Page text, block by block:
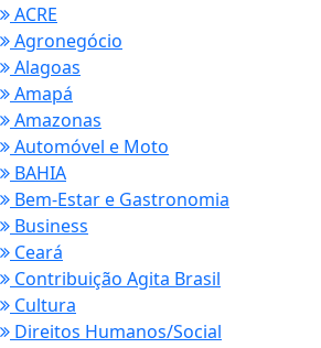
ACRE
Agronegócio
Alagoas
Amapá
Amazonas
Automóvel e Moto
BAHIA
Bem-Estar e Gastronomia
Business
Ceará
Contribuição Agita Brasil
Cultura
Direitos Humanos/Social